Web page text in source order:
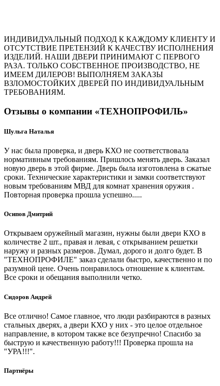
ИНДИВИДУАЛЬНЫЙ ПОДХОД К КАЖДОМУ КЛИЕНТУ И
ОТСУТСТВИЕ ПРЕТЕНЗИЙ К КАЧЕСТВУ ИСПОЛНЕНИЯ
ИЗДЕЛИЙ. НАШИ ДВЕРИ ПРИНИМАЮТ С ПЕРВОГО
РАЗА. ТОЛЬКО СОБСТВЕННОЕ ПРОИЗВОДСТВО, НЕ
ИМЕЕМ ДИЛЕРОВ! ВЫПОЛНЯЕМ ЗАКАЗЫ
ВЗЛОМОСТОЙКИХ ДВЕРЕЙ ПО ИНДИВИДУАЛЬНЫМ
ТРЕБОВАНИЯМ.
Отзывы о компании «ТЕХНОПРОФИЛЬ»
Шульга Наталья
У нас была проверка, и дверь КХО не соответствовала
нормативным требованиям. Пришлось менять дверь. Заказал
новую дверь в этой фирме. Дверь была изготовлена в сжатые
сроки. Технические характеристики и замки соответствуют
новым требованиям МВД для комнат хранения оружия .
Повторная проверка прошла успешно.....
Осипов Дмитрий
Открываем оружейный магазин, нужны были двери КХО в
количестве 2 шт., правая и левая, с открыванием решетки
наружу и разных размеров. Думал, дорого и долго будет. В
"ТЕХНОПРОФИЛЕ" заказ сделали быстро, качественно и по
разумной цене. Очень понравилось отношение к клиентам.
Все сроки и обещания выполнили четко.
Сидоров Андрей
Все отлично! Самое главное, что люди разбираются в разных
стальных дверях, а двери КХО у них - это целое отдельное
направление, в котором также все безупречно! Спасибо за
быструю и качественную работу!!! Проверка прошла на
"УРА!!!".
Партнёры